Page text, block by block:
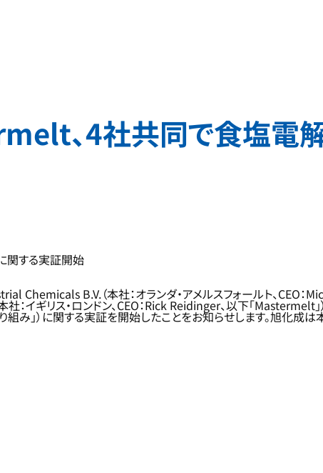
、4社共同で食塩電
関する実証開始
B.V.（本社：オランダ・アメルスフォールト、CEO：
：イギリス・ロンドン、CEO：Rick Reidinger、以下「Mastermelt
み」）に関する実証を開始したことをお知らせします。旭化成